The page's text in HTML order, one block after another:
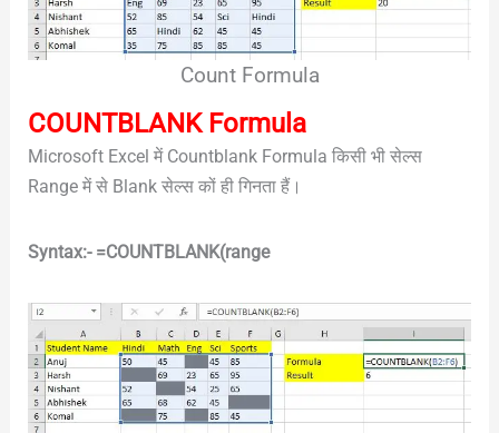
Count Formula
COUNTBLANK Formula
Microsoft Excel में Countblank Formula किसी भी सेल्स
Range में से Blank सेल्स कों ही गिनता हैं।
Syntax:- =COUNTBLANK(range